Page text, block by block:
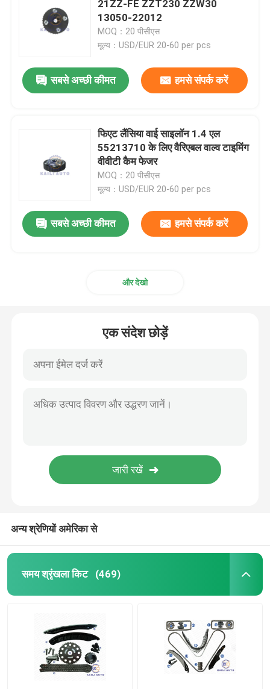
कैंषफ़्ट स्प्रोकेट गियर
क्रैंकशाफ्ट टाइमिंग स्प्रोकेट
21ZZ-FE ZZT230 ZZW30
13050-22012
MOQ：20 पीसीएस
मूल्य：USD/EUR 20-60 per pcs
सबसे अच्छी कीमत हमसे संपर्क करें
फिएट लैंसिया वाई साइलॉन 1.4 एल
55213710 के लिए वैरिएबल वाल्व टाइमिंग
वीवीटी कैम फेजर
MOQ：20 पीसीएस
मूल्य：USD/EUR 20-60 per pcs
सबसे अच्छी कीमत हमसे संपर्क करें
और देखो
एक संदेश छोड़ें
अन्य श्रेणियों अमेरिका से
समय श्रृंखला किट (469)